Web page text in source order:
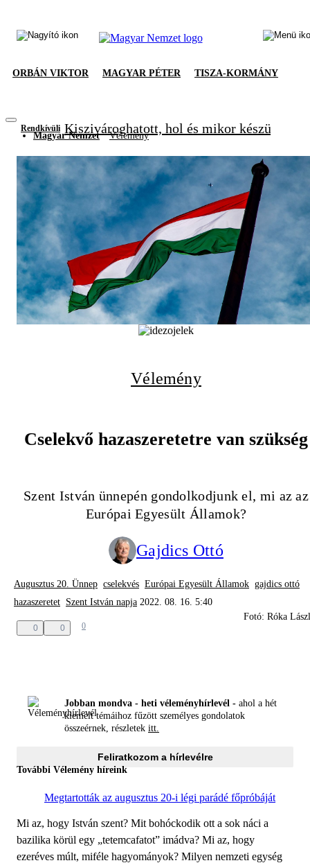
ORBÁN VIKTOR MAGYAR PÉTER TISZA-KORMÁNY
Rendkívüli Kiszivároghatott, hol és mikor készül
Magyar Nemzet Vélemény
Vélemény
Cselekvő hazaszeretetre van szükség
Szent István ünnepén gondolkodjunk el, mi az az
Európai Egyesült Államok?
Gajdics Ottó
Augusztus 20. Ünnep cselekvés Európai Egyesült Államok gajdics ottó
hazaszeretet Szent István napja 2022. 08. 16. 5:40
Fotó: Róka
0 0 0
Jobban mondva - heti véleményhírlevél - ahol a hét
kiemelt témáihoz fűzött személyes gondolatok
összeérnek, részletek itt.
Feliratkozom a hírlevélre
További Vélemény híreink
Megtartották az augusztus 20-i légi parádé főpróbáját
Mi az, hogy István szent? Mit bohóckodik ott a sok náci a
bazilika körül egy „tetemcafatot” imádva? Mi az, hogy
ezeréves múlt, miféle hagyományok? Milyen nemzeti egység